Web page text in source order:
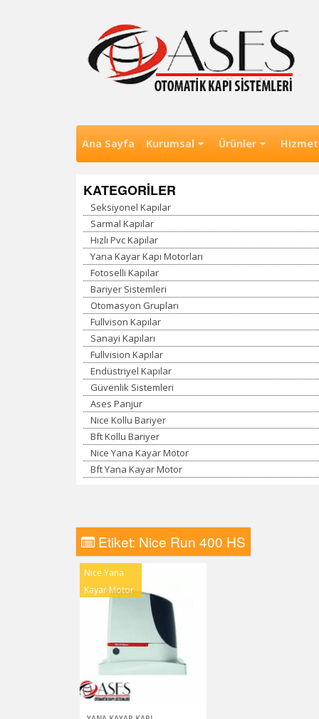
Ana Sayfa Kurumsal Ürünler
KATEGORİLER
Seksiyonel Kapılar
Sarmal Kapılar
Hızlı Pvc Kapılar
Yana Kayar Kapı Motorları
Fotoselli Kapılar
Bariyer Sistemleri
Otomasyon Grupları
Fullvison Kapılar
Sanayi Kapıları
Fullvision Kapılar
Endüstriyel Kapılar
Güvenlik Sistemleri
Ases Panjur
Nice Kollu Bariyer
Bft Kollu Bariyer
Nice Yana Kayar Motor
Bft Yana Kayar Motor
Etiket: Nice Run 400 HS
Nice Yana
Kayar Motor